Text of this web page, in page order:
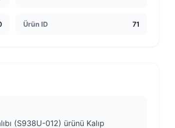
Ürün ID 71
(S938U-012) ürünü Kalıp